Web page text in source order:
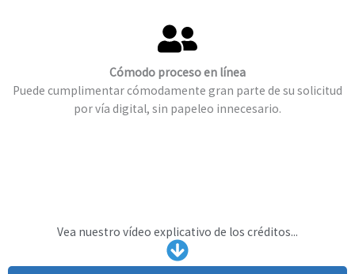
Cómodo proceso en línea
Puede cumplimentar cómodamente gran parte de su solicitud
por vía digital, sin papeleo innecesario.
Vea nuestro vídeo explicativo de los créditos...